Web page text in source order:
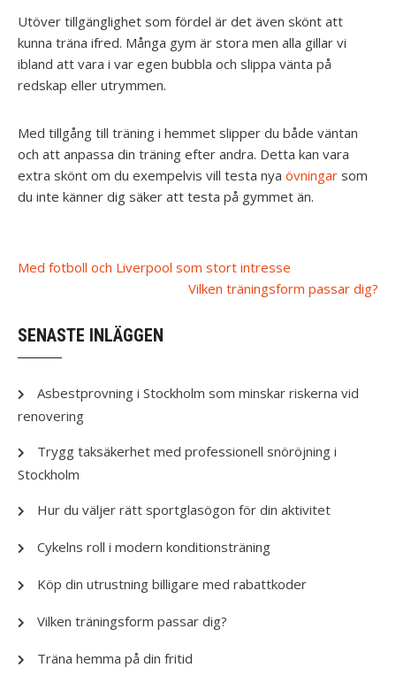
Utöver tillgänglighet som fördel är det även skönt att
kunna träna ifred. Många gym är stora men alla gillar vi
ibland att vara i var egen bubbla och slippa vänta på
redskap eller utrymmen.
Med tillgång till träning i hemmet slipper du både väntan
och att anpassa din träning efter andra. Detta kan vara
extra skönt om du exempelvis vill testa nya övningar som
du inte känner dig säker att testa på gymmet än.
Post
Med fotboll och Liverpool som stort intresse
Vilken träningsform passar dig?
SENASTE INLÄGGEN
Asbestprovning i Stockholm som minskar riskerna vid
renovering
Trygg taksäkerhet med professionell snöröjning i
Stockholm
Hur du väljer rätt sportglasögon för din aktivitet
Cykelns roll i modern konditionsträning
Köp din utrustning billigare med rabattkoder
Vilken träningsform passar dig?
Träna hemma på din fritid